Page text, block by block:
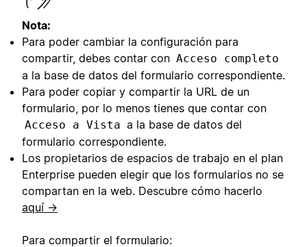
Nota:
Para poder cambiar la configuración para
compartir, debes contar con Acceso completo
a la base de datos del formulario correspondiente.
Para poder copiar y compartir la URL de un
formulario, por lo menos tienes que contar con
Acceso a Vista a la base de datos del
formulario correspondiente.
Los propietarios de espacios de trabajo en el plan
Enterprise pueden elegir que los formularios no se
compartan en la web. Descubre cómo hacerlo
aquí →
Para compartir el formulario: